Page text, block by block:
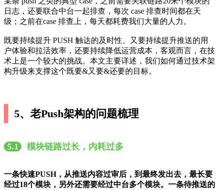
日志，还要联合中台一起排查，每次 case 排查时间都在天
级；之前在case 排查上，每天都耗费我们大量的人力。
既要持续提升 PUSH 触达的及时性、又要持续提升推送的用
户体验和拉活效率，还要持续降低运营成本，客观而言，在技
术上是一个较大的挑战。本文主要详述，我们如何通过技术架
构升级来支撑这个既要&又要&还要的目标。
5、老Push架构的问题梳理
5.1 模块链路过长，内耗过多
一条快速PUSH，从推送内容过审后，到最终发出去，最长要
经过18个模块，另外还需要经过中台多个模块。一条待推送的